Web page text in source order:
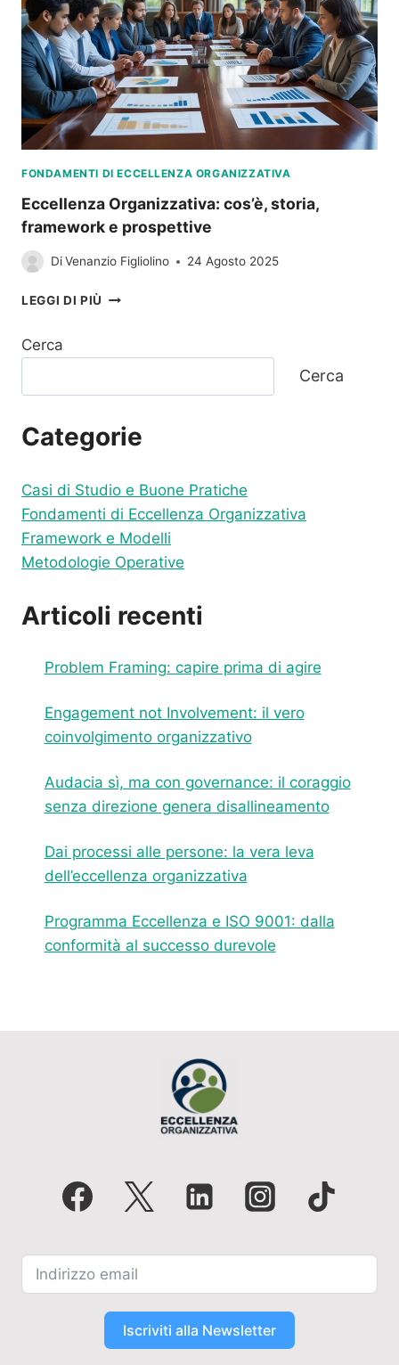
(FASE
1
–
STEP
A0)
FONDAMENTI DI ECCELLENZA ORGANIZZATIVA
Eccellenza Organizzativa: cos’è, storia,
framework e prospettive
DiVenanzio Figliolino 24 Agosto 2025
LEGGI DI PIÙ ECCELLENZA
Cerca
Cerca
Categorie
Casi di Studio e Buone Pratiche
Fondamenti di Eccellenza Organizzativa
Framework e Modelli
Metodologie Operative
Articoli recenti
Problem Framing: capire prima di agire
Engagement not Involvement: il vero
coinvolgimento organizzativo
Audacia sì, ma con governance: il coraggio
senza direzione genera disallineamento
Dai processi alle persone: la vera leva
dell’eccellenza organizzativa
Programma Eccellenza e ISO 9001: dalla
conformità al successo durevole
Iscriviti alla Newsletter